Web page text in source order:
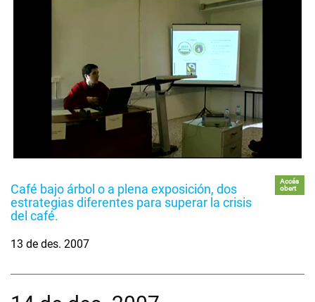
Café bajo árbol o a plena exposición, dos
estrategias diferentes para superar la crisis
del café.
Accés
obert
13 de des. 2007